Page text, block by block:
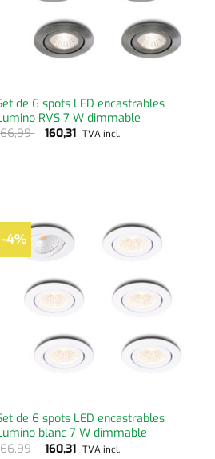
de 6 spots LED encastrables
RVS 7 W dimmable
160,31 TVA incl.
-4%
de 6 spots LED encastrables
blanc 7 W dimmable
160,31 TVA incl.